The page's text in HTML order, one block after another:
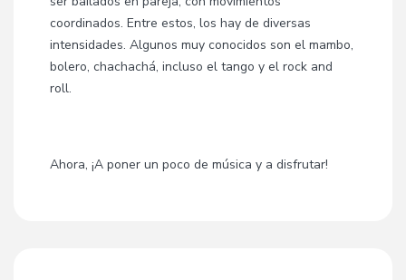
coordinados. Entre estos, los hay de diversas
intensidades. Algunos muy conocidos son el mambo,
bolero, chachachá, incluso el tango y el rock and
roll.
Ahora, ¡A poner un poco de música y a disfrutar!